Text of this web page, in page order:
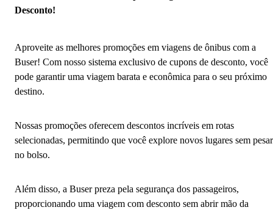
Desconto!
Aproveite as melhores promoções em viagens de ônibus com a
Buser! Com nosso sistema exclusivo de cupons de desconto, você
pode garantir uma viagem barata e econômica para o seu próximo
destino.
Nossas promoções oferecem descontos incríveis em rotas
selecionadas, permitindo que você explore novos lugares sem pesar
no bolso.
Além disso, a Buser preza pela segurança dos passageiros,
proporcionando uma viagem com desconto sem abrir mão da